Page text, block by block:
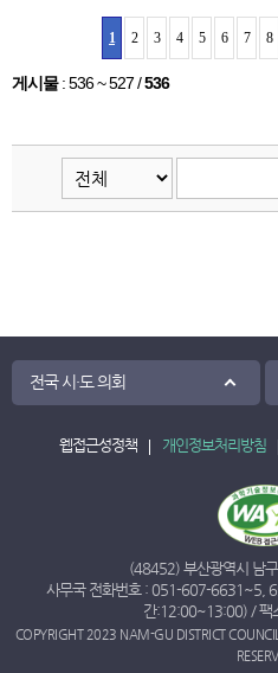
1 2 3 4 5 6 7 8
게시물: 536 ~ 527 /536
전국 시·도 의회
웹접근성정책 개인정보처리방침
(48452) 부산광역시 남
사무국 전화번호 : 051-607-6631 ~5
간:12:00~13:00) /
COPYRIGHT 2023 NAM-GU DISTRICT